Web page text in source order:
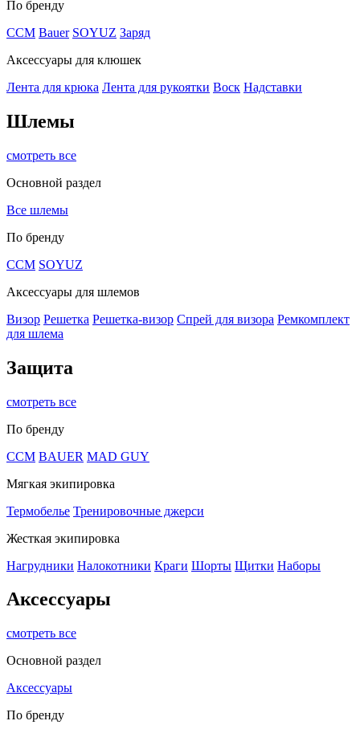
По бренду
CCM Bauer SOYUZ Заряд
Аксессуары для клюшек
Лента для крюка Лента для рукоятки Воск Надставки
Шлемы
смотреть все
Основной раздел
Все шлемы
По бренду
CCM SOYUZ
Аксессуары для шлемов
Визор Решетка Решетка-визор Спрей для визора Ремкомплект
для шлема
Защита
смотреть все
По бренду
CCM BAUER MAD GUY
Мягкая экипировка
Термобелье Тренировочные джерси
Жесткая экипировка
Нагрудники Налокотники Краги Шорты Щитки Наборы
Аксессуары
смотреть все
Основной раздел
Аксессуары
По бренду